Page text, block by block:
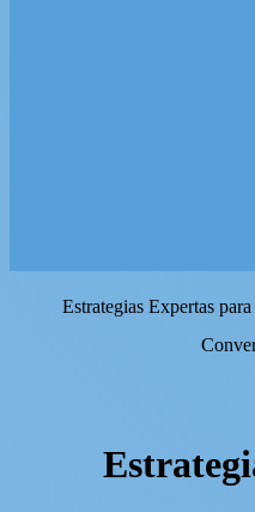
Estrategias Expertas